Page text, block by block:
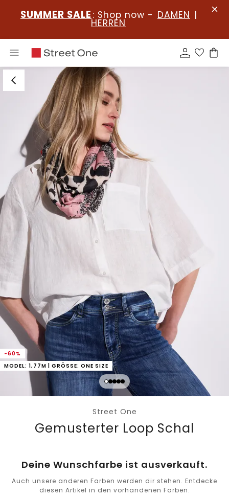
SUMMER SALE : Shop now - DAMEN |
HERREN
-60%
MODEL: 1,77M | GRÖSSE: ONE SIZE
Street One
Gemusterter Loop Schal
Deine Wunschfarbe ist ausverkauft.
Auch unsere anderen Farben werden dir stehen. Entdecke
diesen Artikel in den vorhandenen Farben.